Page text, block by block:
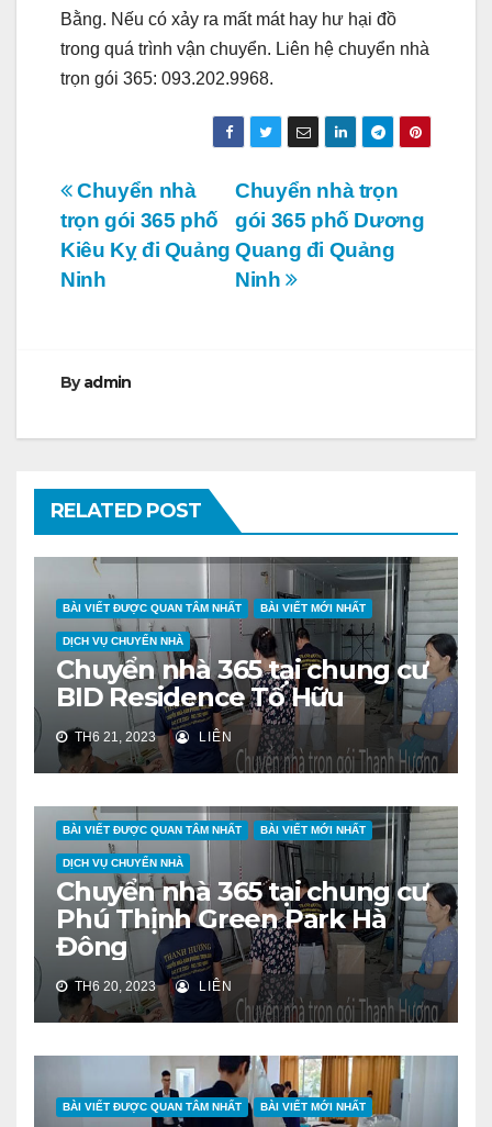
Bằng. Nếu có xảy ra mất mát hay hư hại đồ
trong quá trình vận chuyển. Liên hệ chuyển nhà
trọn gói 365: 093.202.9968.
Điều
hướng
bài
Chuyển nhà trọn
gói 365 phố Dương
Quang đi Quảng
Ninh
Chuyển nhà
trọn gói 365 phố
Kiêu Kỵ đi Quảng
Ninh
Byadmin
RELATED POST
BÀI VIẾT ĐƯỢC QUAN TÂM NHẤT BÀI VIẾT MỚI NHẤT
DỊCH VỤ CHUYỂN NHÀ
Chuyển nhà 365 tại chung cư
BID Residence Tố Hữu
TH6 21, 2023 LIÊN
BÀI VIẾT ĐƯỢC QUAN TÂM NHẤT BÀI VIẾT MỚI NHẤT
DỊCH VỤ CHUYỂN NHÀ
Chuyển nhà 365 tại chung cư
Phú Thịnh Green Park Hà
Đông
TH6 20, 2023 LIÊN
BÀI VIẾT ĐƯỢC QUAN TÂM NHẤT BÀI VIẾT MỚI NHẤT